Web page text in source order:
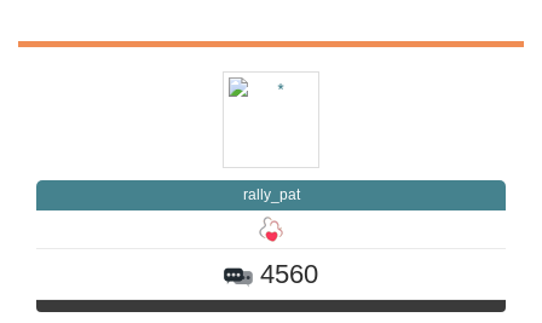
rally_pat
4560